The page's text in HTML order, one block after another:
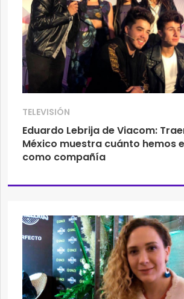
TELEVISIÓN
Eduardo Lebrija de Viacom:
México muestra cuánto hemos
como compañía